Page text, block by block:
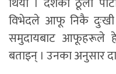
विभेदले आफू निकै दुःखी
समुदायबाट आफूहरूले
बताइन् । उनका अनुसार